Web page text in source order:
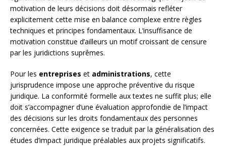
motivation de leurs décisions doit désormais refléter
explicitement cette mise en balance complexe entre règles
techniques et principes fondamentaux. L’insuffisance de
motivation constitue d’ailleurs un motif croissant de censure
par les juridictions suprêmes.
Pour les entreprises et administrations, cette
jurisprudence impose une approche préventive du risque
juridique. La conformité formelle aux textes ne suffit plus; elle
doit s’accompagner d’une évaluation approfondie de l’impact
des décisions sur les droits fondamentaux des personnes
concernées. Cette exigence se traduit par la généralisation des
études d’impact juridique préalables aux projets significatifs.